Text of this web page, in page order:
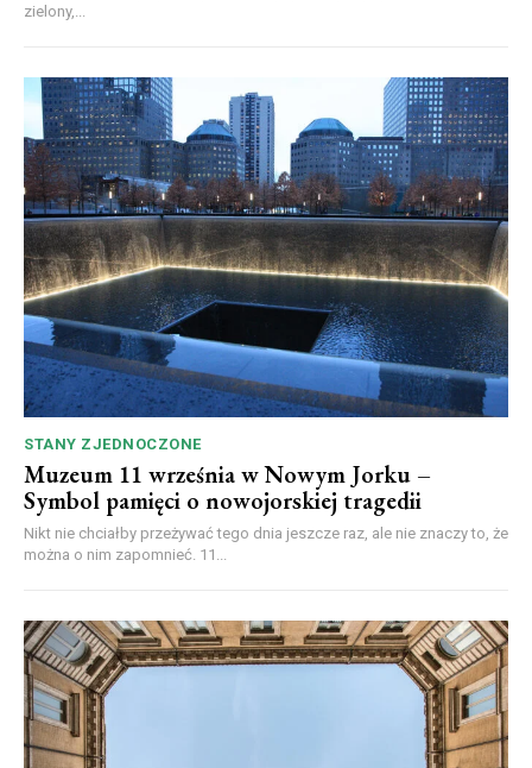
zielony,...
STANY ZJEDNOCZONE
Muzeum 11 września w Nowym Jorku –
Symbol pamięci o nowojorskiej tragedii
Nikt nie chciałby przeżywać tego dnia jeszcze raz, ale nie znaczy to, że
można o nim zapomnieć. 11...